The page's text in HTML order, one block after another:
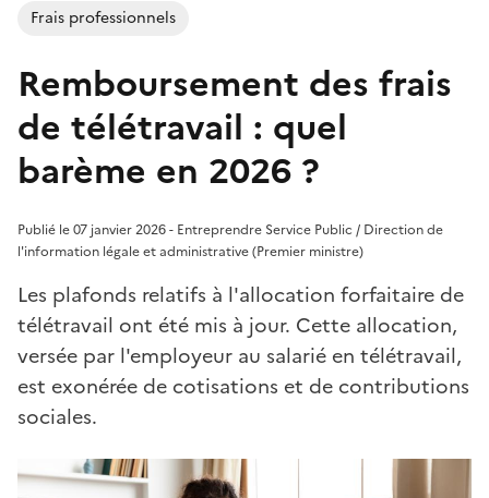
Frais professionnels
Remboursement des frais
de télétravail : quel
barème en 2026 ?
Publié le 07 janvier 2026 - Entreprendre Service Public / Direction de
l'information légale et administrative (Premier ministre)
Les plafonds relatifs à l'allocation forfaitaire de
télétravail ont été mis à jour. Cette allocation,
versée par l'employeur au salarié en télétravail,
est exonérée de cotisations et de contributions
sociales.